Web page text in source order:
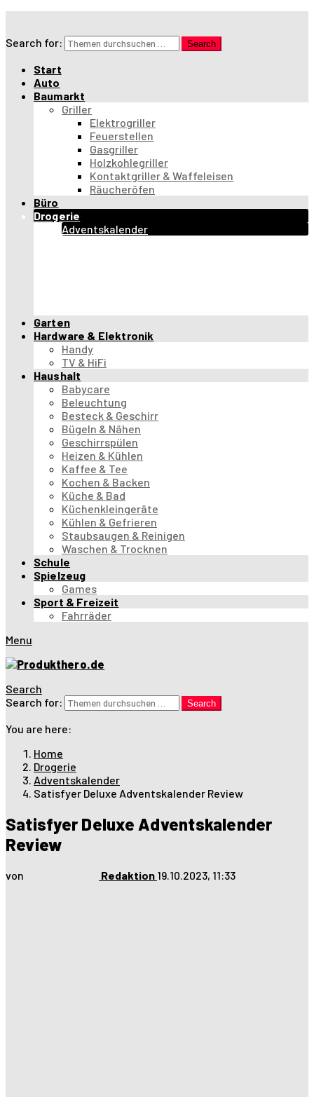
Search for: Search
Start
Auto
Baumarkt
Griller
Elektrogriller
Feuerstellen
Gasgriller
Holzkohlegriller
Kontaktgriller & Waffeleisen
Räucheröfen
Büro
Drogerie
Adventskalender
Garten
Hardware & Elektronik
Handy
TV & HiFi
Haushalt
Babycare
Beleuchtung
Besteck & Geschirr
Bügeln & Nähen
Geschirrspülen
Heizen & Kühlen
Kaffee & Tee
Kochen & Backen
Küche & Bad
Küchenkleingeräte
Kühlen & Gefrieren
Staubsaugen & Reinigen
Waschen & Trocknen
Schule
Spielzeug
Games
Sport & Freizeit
Fahrräder
Menu
Search
Search for:
Search
You are here:
Home
Drogerie
Adventskalender
Satisfyer Deluxe Adventskalender Review
Satisfyer Deluxe Adventskalender
Review
von Redaktion 19.10.2023, 11:33